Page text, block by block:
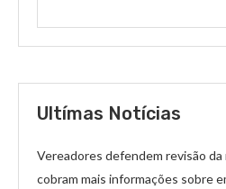
Ultímas Notícias
Vereadores defendem revisão
cobram mais informações sobre